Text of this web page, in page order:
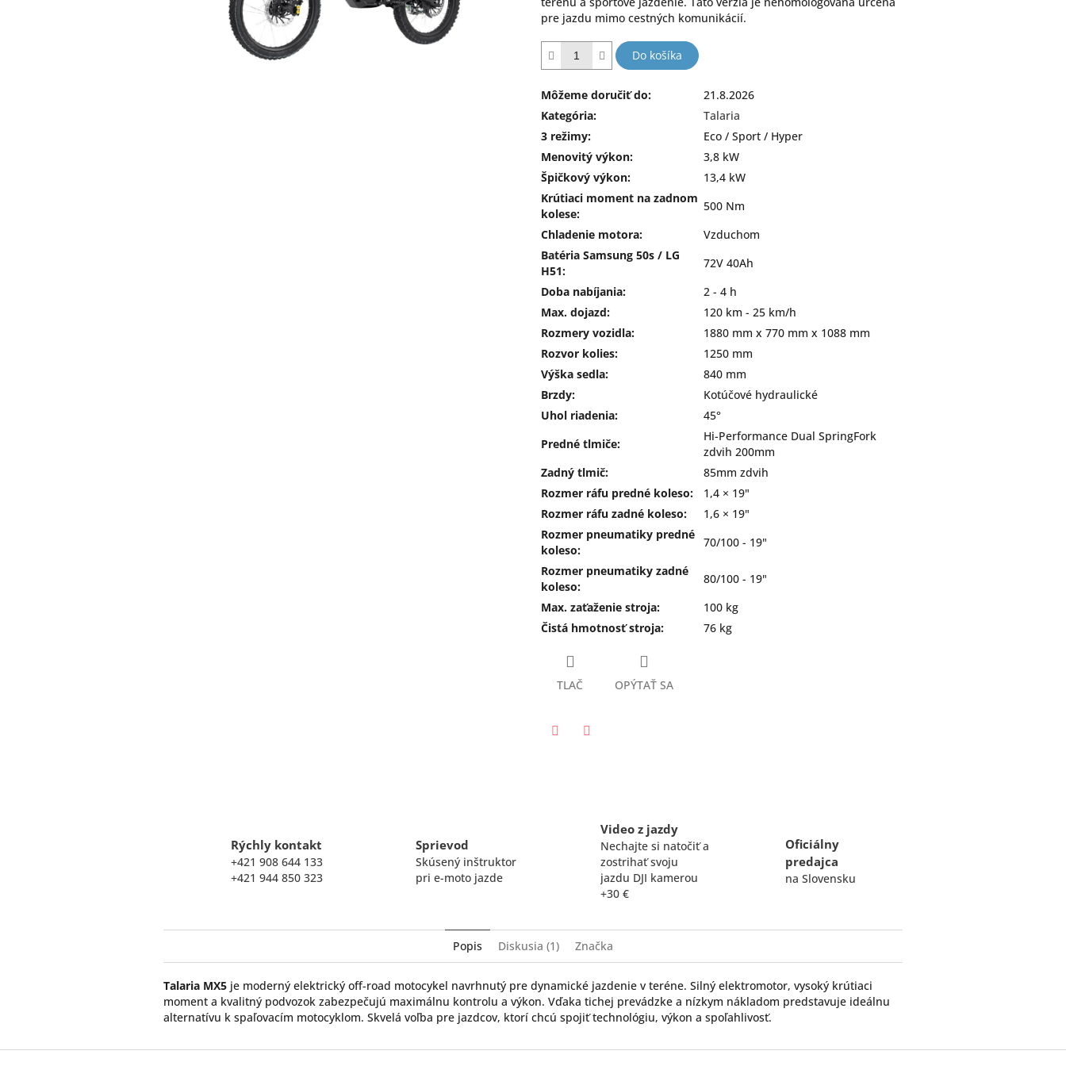
pre jazdu mimo cestných komunikácií.
Do košíka
Môžeme doručiť do:
21.8.2026
Kategória:
Talaria
3 režimy:
Eco / Sport / Hyper
Menovitý výkon:
3,8 kW
Špičkový výkon:
13,4 kW
Krútiaci moment na zadnom
kolese:
500 Nm
Chladenie motora:
Vzduchom
Batéria Samsung 50s / LG
H51:
72V 40Ah
Doba nabíjania:
2 - 4 h
Max. dojazd:
120 km - 25 km/h
Rozmery vozidla:
1880 mm x 770 mm x 1088 mm
Rozvor kolies:
1250 mm
Výška sedla:
840 mm
Brzdy:
Kotúčové hydraulické
Uhol riadenia:
45°
Predné tlmiče:
Hi-Performance Dual SpringFork
zdvih 200mm
Zadný tlmič:
85mm zdvih
Rozmer ráfu predné koleso:
1,4 × 19"
Rozmer ráfu zadné koleso:
1,6 × 19"
Rozmer pneumatiky predné
koleso:
70/100 - 19"
Rozmer pneumatiky zadné
koleso:
80/100 - 19"
Max. zaťaženie stroja:
100 kg
Čistá hmotnosť stroja: 76 kg
TLAČ OPÝTAŤ SA
Rýchly kontakt
+421 908 644 133
+421 944 850 323
Sprievod
Skúsený inštruktor
pri e-moto jazde
Video z jazdy
Nechajte si natočiť a
zostrihať svoju
jazdu DJI kamerou
+30 €
Oficiálny
predajca
na Slovensku
Popis Diskusia (1) Značka
Talaria MX5 je moderný elektrický off-road motocykel navrhnutý pre dynamické jazdenie v teréne. Silný elektromotor, vysoký krútiaci
moment a kvalitný podvozok zabezpečujú maximálnu kontrolu a výkon. Vďaka tichej prevádzke a nízkym nákladom predstavuje ideálnu
alternatívu k spaľovacím motocyklom. Skvelá voľba pre jazdcov, ktorí chcú spojiť technológiu, výkon a spoľahlivosť.